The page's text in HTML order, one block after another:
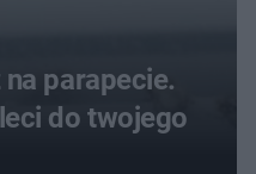
parapecie.
do twojego